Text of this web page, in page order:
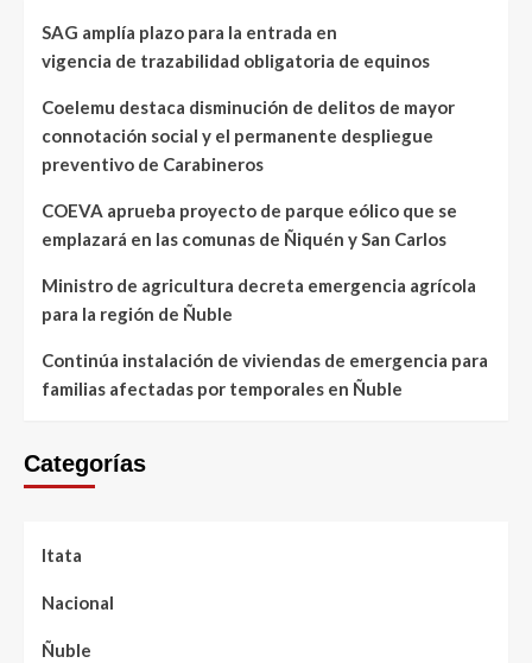
SAG amplía plazo para la entrada en
vigencia de trazabilidad obligatoria de equinos
Coelemu destaca disminución de delitos de mayor
connotación social y el permanente despliegue
preventivo de Carabineros
COEVA aprueba proyecto de parque eólico que se
emplazará en las comunas de Ñiquén y San Carlos
Ministro de agricultura decreta emergencia agrícola
para la región de Ñuble
Continúa instalación de viviendas de emergencia para
familias afectadas por temporales en Ñuble
Categorías
Itata
Nacional
Ñuble